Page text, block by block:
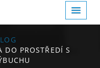
DO PROSTŘEDÍ S